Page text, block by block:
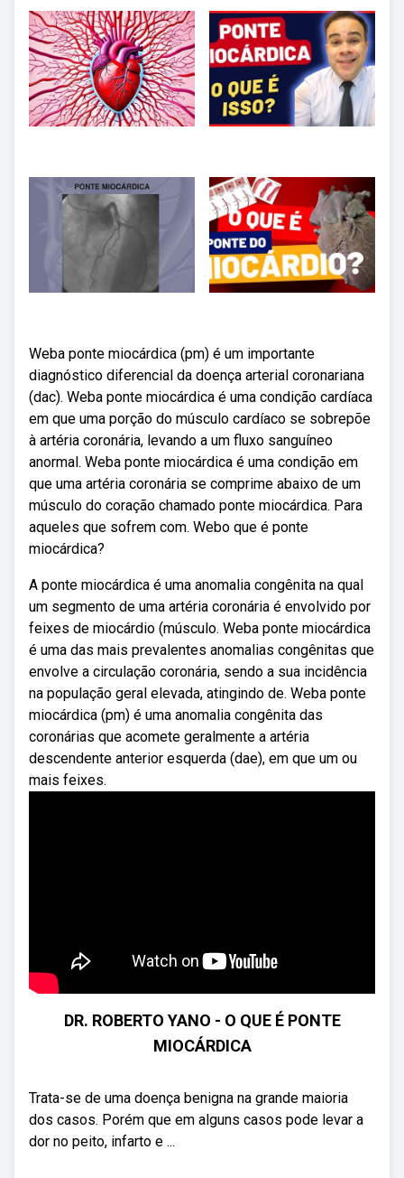
Weba ponte miocárdica (pm) é um importante
diagnóstico diferencial da doença arterial coronariana
(dac). Weba ponte miocárdica é uma condição cardíaca
em que uma porção do músculo cardíaco se sobrepõe
à artéria coronária, levando a um fluxo sanguíneo
anormal. Weba ponte miocárdica é uma condição em
que uma artéria coronária se comprime abaixo de um
músculo do coração chamado ponte miocárdica. Para
aqueles que sofrem com. Webo que é ponte
miocárdica?
A ponte miocárdica é uma anomalia congênita na qual
um segmento de uma artéria coronária é envolvido por
feixes de miocárdio (músculo. Weba ponte miocárdica
é uma das mais prevalentes anomalias congênitas que
envolve a circulação coronária, sendo a sua incidência
na população geral elevada, atingindo de. Weba ponte
miocárdica (pm) é uma anomalia congênita das
coronárias que acomete geralmente a artéria
descendente anterior esquerda (dae), em que um ou
mais feixes.
DR. ROBERTO YANO - O QUE É PONTE
MIOCÁRDICA
Trata-se de uma doença benigna na grande maioria
dos casos. Porém que em alguns casos pode levar a
dor no peito, infarto e ...